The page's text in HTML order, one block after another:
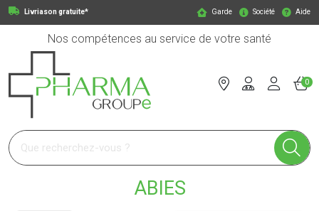
Livriason gratuite* Garde Société Aide
Nos compétences au service de votre santé
Pharmagroupe Votre pharmacie en ligne à votre service
0
ABIES